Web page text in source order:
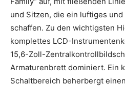
und Sitzen, die ein luftiges
schaffen. Zu den wichtigsten
komplettes LCD-
15,6-Zoll-
Armaturenbrett dominiert. Ein
Schaltbereich beherbergt